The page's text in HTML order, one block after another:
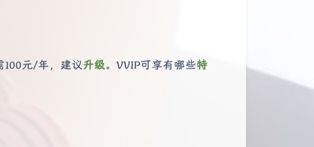
100元/年，建议升级。VVIP可享有哪些特